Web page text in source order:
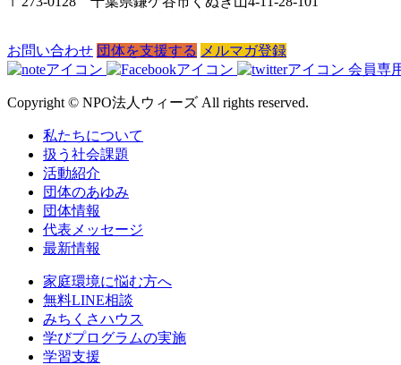
お問い合わせ 団体を支援する メルマガ登録
会員専
Copyright © NPO法人ウィーズ All rights reserved.
私たちについて
扱う社会課題
活動紹介
団体のあゆみ
団体情報
代表メッセージ
最新情報
家庭環境に悩む方へ
無料LINE相談
みちくさハウス
学びプログラムの実施
学習支援